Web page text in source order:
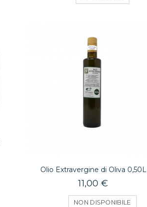
Olio Extravergine di Oliva 0,50L
11,00 €
NON DISPONIBILE